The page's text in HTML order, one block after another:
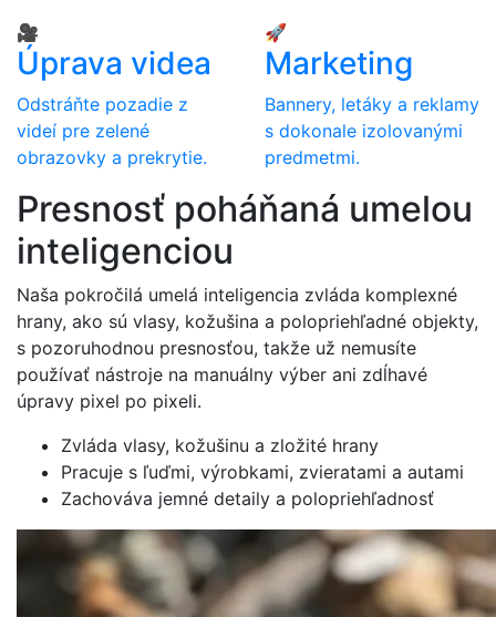
🎥
Úprava videa
Odstráňte pozadie z
videí pre zelené
obrazovky a prekrytie.
🚀
Marketing
Bannery, letáky a reklamy
s dokonale izolovanými
predmetmi.
Presnosť poháňaná umelou
inteligenciou
Naša pokročilá umelá inteligencia zvláda komplexné
hrany, ako sú vlasy, kožušina a polopriehľadné objekty,
s pozoruhodnou presnosťou, takže už nemusíte
používať nástroje na manuálny výber ani zdĺhavé
úpravy pixel po pixeli.
Zvláda vlasy, kožušinu a zložité hrany
Pracuje s ľuďmi, výrobkami, zvieratami a autami
Zachováva jemné detaily a polopriehľadnosť